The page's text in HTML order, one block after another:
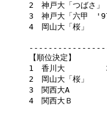
2　神戸大「つばさ」	1	７’４８”６０
3　神戸大「六甲　'97」	2	７’５１”
4　岡山大「桜」		3	７’５８”１２
【順位決定】
1　香川大		3	８’０７”０５
2　岡山大「桜」		2	７’５９”９７
3　関西大A		1	７’５７”５３
4　関西大Ｂ		4	８’１４”３４